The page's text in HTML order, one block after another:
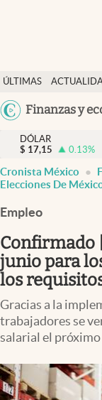
ÚLTIMAS
NOTICIAS
Finanzas y
Actualidad
Finanzas y economía
Dólar y mercados
Opinión
Brand Strategy
Pc y celular
Vida y estilo
Tv
Clima
Mediakit
DÓLAR
$ 17,15 0.13%
Cronista México
Elecciones De
Empleo
Confirmado
junio para
los
Gracias a la
trabajadores se
salarial el próximo